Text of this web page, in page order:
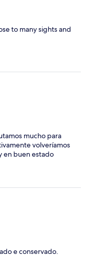
to many sights and
mucho para
volveríamos
en buen estado
e conservado.